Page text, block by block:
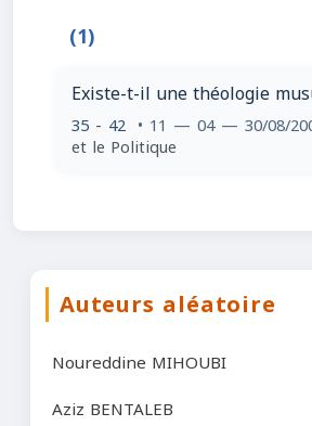
(1)
Existe-t-il une théologie
35 - 42 • 11 — 04 — 30/08/
et le Politique
Auteurs aléatoire
Noureddine MIHOUBI
Aziz BENTALEB